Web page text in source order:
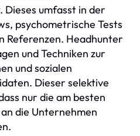
umfasst in der
psychometrische Tests
Referenzen. Headhunter
und Techniken zur
und sozialen
Dieser selektive
nur die am besten
die Unternehmen